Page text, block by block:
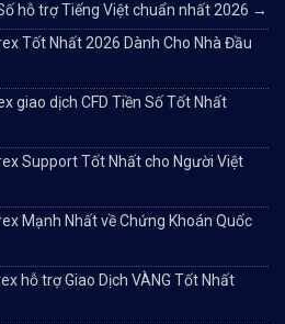
hỗ trợ Tiếng Việt chuẩn nhất 2026 →
Tốt Nhất 2026 Dành Cho Nhà Đầu
giao dịch CFD Tiền Số Tốt Nhất
Support Tốt Nhất cho Người Việt
Mạnh Nhất về Chứng Khoán Quốc
hỗ trợ Giao Dịch VÀNG Tốt Nhất